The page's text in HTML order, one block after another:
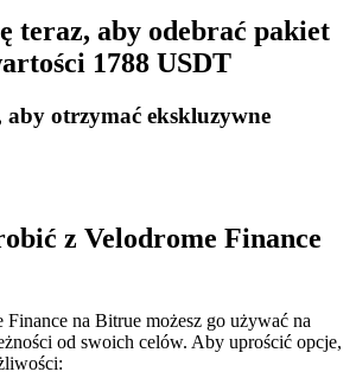
teraz, aby odebrać pakiet
1788 USDT
aby otrzymać ekskluzywne
z Velodrome Finance
Finance na Bitrue możesz go używać na
od swoich celów. Aby uprościć opcje,